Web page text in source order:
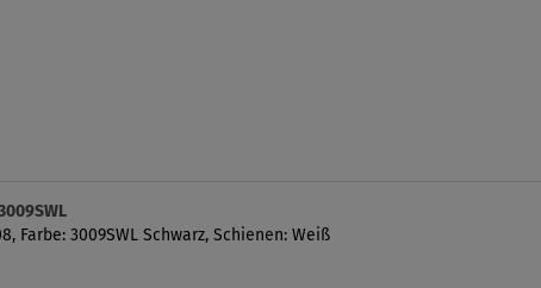
Farbe: 3009SWL Schwarz, Schienen: Weiß